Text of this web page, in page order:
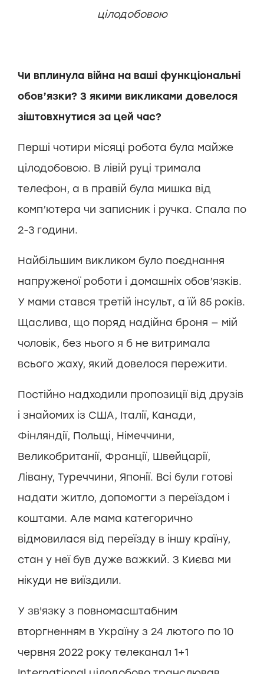
цілодобовою
Чи вплинула війна на ваші функціональні
обов’язки? З якими викликами довелося
зіштовхнутися за цей час?
Перші чотири місяці робота була майже
цілодобовою. В лівій руці тримала
телефон, а в правій була мишка від
комп’ютера чи записник і ручка. Спала по
2-3 години.
Найбільшим викликом було поєднання
напруженої роботи і домашніх обов’язків.
У мами стався третій інсульт, а їй 85 років.
Щаслива, що поряд надійна броня — мій
чоловік, без нього я б не витримала
всього жаху, який довелося пережити.
Постійно надходили пропозиції від друзів
і знайомих із США, Італії, Канади,
Фінляндії, Польщі, Німеччини,
Великобританії, Франції, Швейцарії,
Лівану, Туреччини, Японії. Всі були готові
надати житло, допомогти з переїздом і
коштами. Але мама категорично
відмовилася від переїзду в іншу країну,
стан у неї був дуже важкий. З Києва ми
нікуди не виїздили.
У зв'язку з повномасштабним
вторгненням в Україну з 24 лютого по 10
червня 2022 року телеканал 1+1